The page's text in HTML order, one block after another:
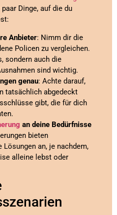
Dinge, auf die du
Anbieter: Nimm dir die
Policen zu vergleichen.
sondern auch die
sind wichtig.
genau: Achte darauf,
tatsächlich abgedeckt
gibt, die für dich
an deine Bedürfnisse
bieten
Lösungen an, je nachdem,
alleine lebst oder